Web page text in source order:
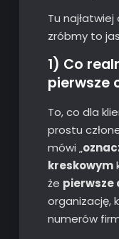
Tu
zróbmy to
1) Co
pierwsze
To, co dla
prostu
mówi „
kreskowym
że pierwsze
organizację,
numerów